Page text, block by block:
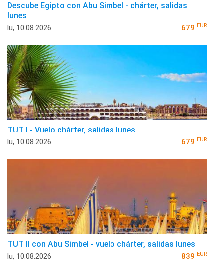
Descube Egipto con Abu Simbel - chárter, salidas
lunes
lu, 10.08.2026 679 EUR
TUT I - Vuelo chárter, salidas lunes
lu, 10.08.2026 679 EUR
TUT II con Abu Simbel - vuelo chárter, salidas lunes
lu, 10.08.2026 839 EUR